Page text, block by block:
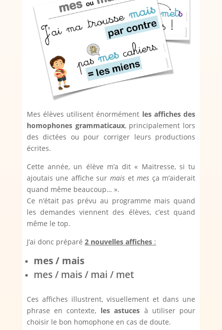
Mes élèves utilisent énormément les affiches des
homophones grammaticaux, principalement lors
des dictées ou pour corriger leurs productions
écrites.
Cette année, un élève m’a dit « Maitresse, si tu
ajoutais une affiche sur mais etmes ça m’aiderait
quand même beaucoup… ».
Ce n’était pas prévu au programme mais quand
les demandes viennent des élèves, c’est quand
même le top.
J’ai donc préparé 2 nouvelles affiches:
mes / mais
mes / mais / mai / met
Ces affiches illustrent, visuellement et dans une
phrase en contexte, les astuces à utiliser pour
choisir le bon homophone en cas de doute.